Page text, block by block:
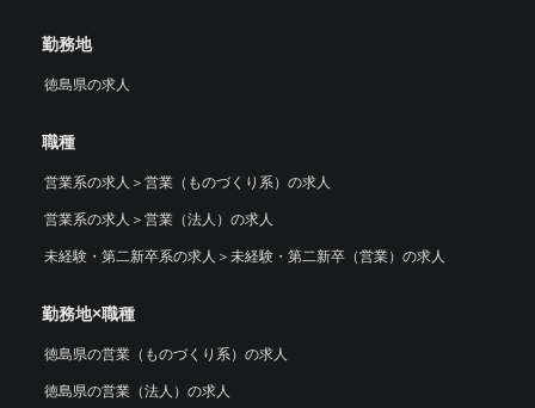
勤務地
徳島県の求人
職種
営業系の求人 ＞ 営業（ものづくり系）の求人
営業系の求人 ＞ 営業（法人）の求人
未経験・第二新卒系の求人 ＞ 未経験・第二新卒（営業）の求人
勤務地×職種
徳島県の営業（ものづくり系）の求人
徳島県の営業（法人）の求人